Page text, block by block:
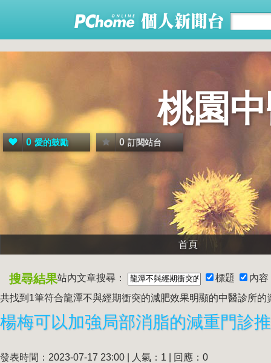
桃園
0 愛的鼓勵 0 訂閱站台
首頁
搜尋結果站內文章搜尋： 標題
內容
共找到1筆符合龍潭不與經期衝突的減肥效果明顯的中醫診所的
發表時間：2023-07-17 23:00 | 人氣：1 | 回應：0